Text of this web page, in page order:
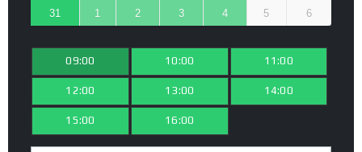
31 1 2 3 4 5 6
09:00 10:00 11:00
12:00 13:00 14:00
15:00 16:00